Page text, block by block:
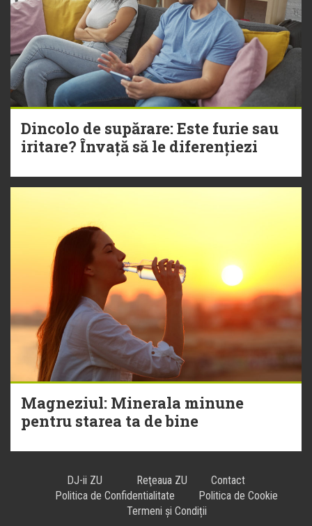
Dincolo de supărare: Este furie sau
iritare? Învață să le diferențiezi
Magneziul: Minerala minune
pentru starea ta de bine
DJ-ii ZU Reţeaua ZU
Contact
Politica de Confidentialitate
Politica de Cookie
Termeni și Condiții